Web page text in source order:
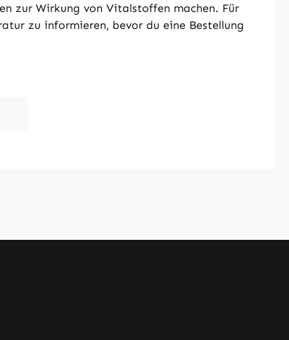
zur Wirkung von Vitalstoffen machen. Für
zu informieren, bevor du eine Bestellung